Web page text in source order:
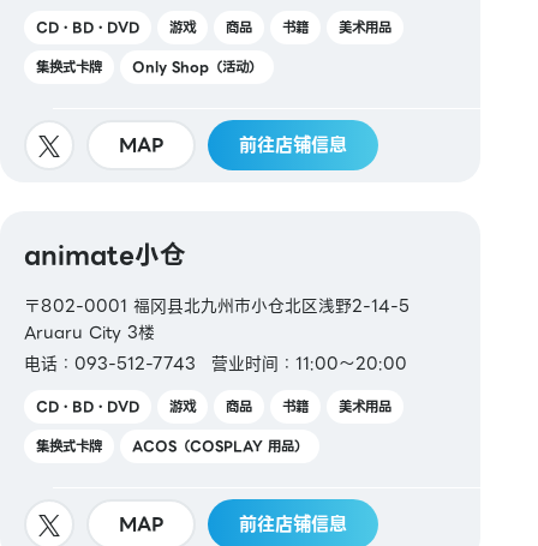
CD・BD・DVD 游戏 商品 书籍
美术用品
集换式卡牌
Only Shop（活动）
MAP 前往店铺信息
animate小仓
〒802-0001 福冈县北九州市小仓北区浅野2-14-5
Aruaru City 3楼
电话：093-512-7743
营业时间：11:00～20:00
CD・BD・DVD 游戏 商品 书籍
美术用品
集换式卡牌
ACOS（COSPLAY 用品）
MAP 前往店铺信息